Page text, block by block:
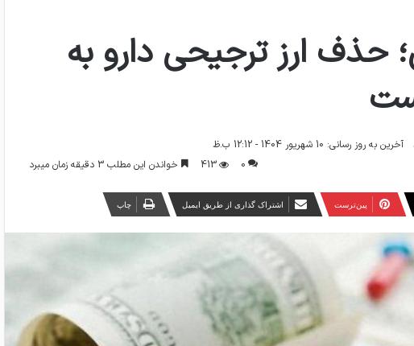
ارز ترجیحی دارو به
آخرین به روز رسانی: 10 شهریور 1404 - 12:12 ب.ظ
0
413 خواندن این مطلب 3 دقیقه زمان میبرد
‫پین‌ترست اشتراک گذاری از طریق ایمیل چاپ